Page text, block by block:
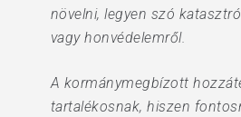
növelni, legyen szó
vagy honvédelemről.
A kormánymegbízott
tartalékosnak, hiszen